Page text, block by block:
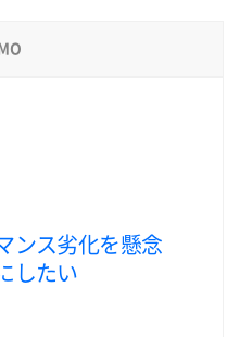
ンス劣化を懸念
したい